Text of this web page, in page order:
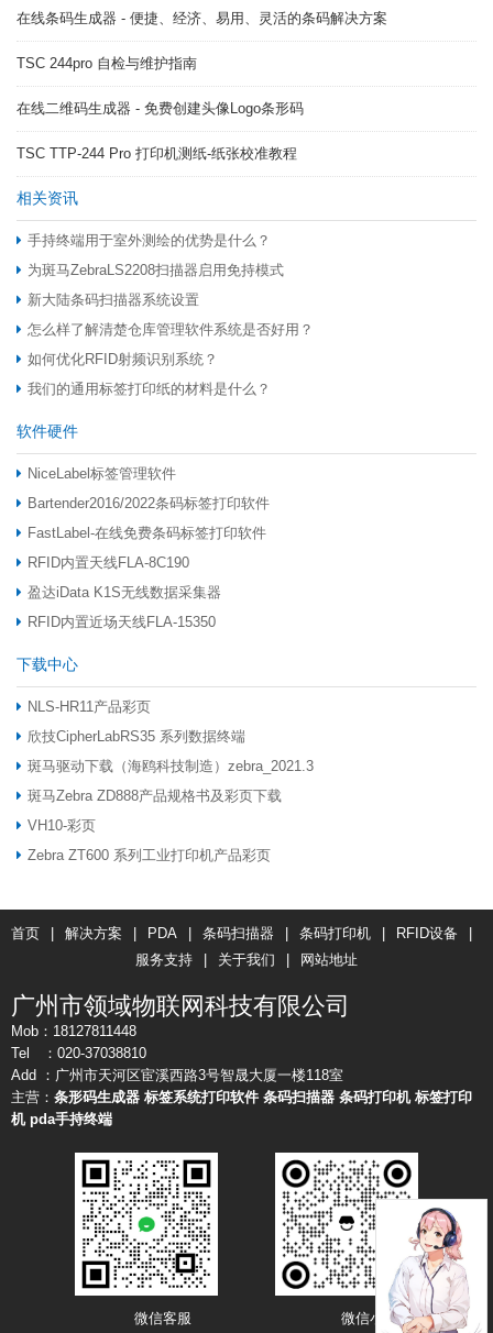
在线条码生成器 - 便捷、经济、易用、灵活的条码解决方案
TSC 244pro 自检与维护指南
在线二维码生成器 - 免费创建头像Logo条形码
TSC TTP-244 Pro 打印机测纸-纸张校准教程
相关资讯
手持终端用于室外测绘的优势是什么？
为斑马ZebraLS2208扫描器启用免持模式
新大陆条码扫描器系统设置
怎么样了解清楚仓库管理软件系统是否好用？
如何优化RFID射频识别系统？
我们的通用标签打印纸的材料是什么？
软件硬件
NiceLabel标签管理软件
Bartender2016/2022条码标签打印软件
FastLabel-在线免费条码标签打印软件
RFID内置天线FLA-8C190
盈达iData K1S无线数据采集器
RFID内置近场天线FLA-15350
下载中心
NLS-HR11产品彩页
欣技CipherLabRS35 系列数据终端
斑马驱动下载（海鸥科技制造）zebra_2021.3
斑马Zebra ZD888产品规格书及彩页下载
VH10-彩页
Zebra ZT600 系列工业打印机产品彩页
首页 解决方案 PDA 条码扫描器 条码打印机 RFID设备
服务支持
关于我们 网站地址
广州市领域物联网科技有限公司
Mob：18127811448
Tel ：020-37038810
Add ：广州市天河区宦溪西路3号智晟大厦一楼118室
主营： 条形码生成器 标签系统打印软件 条码扫描器 条码打印机 标签打印
机 pda手持终端
微信客服 微信小店